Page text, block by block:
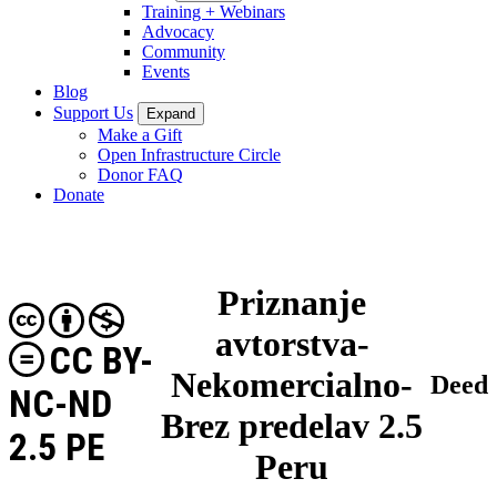
Training + Webinars
Advocacy
Community
Events
Blog
Support Us
Expand
Make a Gift
Open Infrastructure Circle
Donor FAQ
Donate
Priznanje
avtorstva-
Nekomercialno-
Brez predelav 2.5
Peru
CC BY-
NC-ND
2.5 PE
Deed